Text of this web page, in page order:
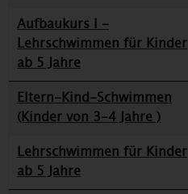
Aufbaukurs I -
Lehrschwimmen für Kinder
ab 5 Jahre
Eltern-Kind-Schwimmen
(Kinder von 3-4 Jahre )
Lehrschwimmen für Kinder
ab 5 Jahre